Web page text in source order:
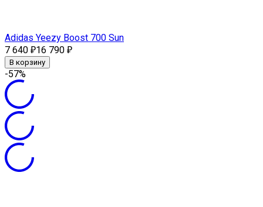
Adidas Yeezy Boost 700 Sun
7 640 ₽16 790 ₽
В корзину
-57%